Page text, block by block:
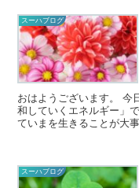
スーハブログ
おはようございます。 今日は「ミロクの波動――元を保ちながら調
和していくエネルギー」で動く一日です
ていまを生きることが大事ですね。 そんな風に
スーハブログ